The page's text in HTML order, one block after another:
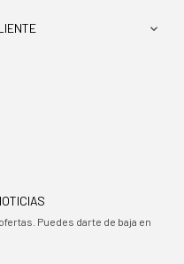

Puedes darte de baja en